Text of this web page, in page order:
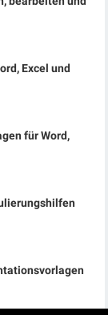
Excel und
für Word,